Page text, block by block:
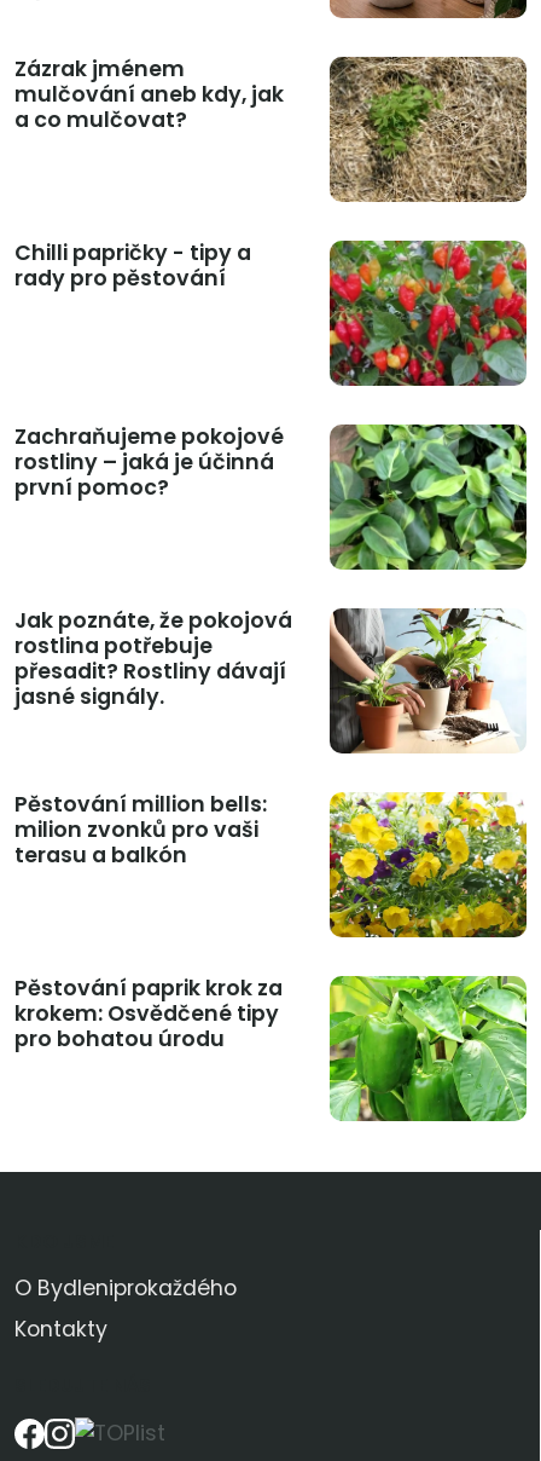
Zázrak jménem
mulčování aneb kdy, jak
a co mulčovat?
Chilli papričky - tipy a
rady pro pěstování
Zachraňujeme pokojové
rostliny – jaká je účinná
první pomoc?
Jak poznáte, že pokojová
rostlina potřebuje
přesadit? Rostliny dávají
jasné signály.
Pěstování million bells:
milion zvonků pro vaši
terasu a balkón
Pěstování paprik krok za
krokem: Osvědčené tipy
pro bohatou úrodu
O Bydleniprokaždého
Kontakty